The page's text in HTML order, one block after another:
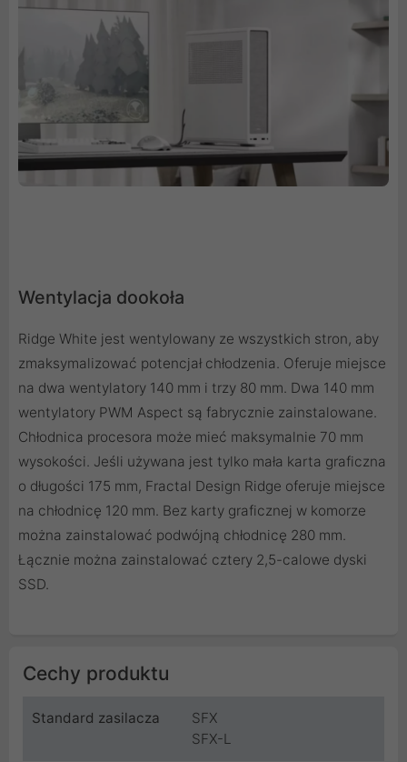
Wentylacja dookoła
Ridge White jest wentylowany ze wszystkich stron, aby
zmaksymalizować potencjał chłodzenia. Oferuje miejsce
na dwa wentylatory 140 mm i trzy 80 mm. Dwa 140 mm
wentylatory PWM Aspect są fabrycznie zainstalowane.
Chłodnica procesora może mieć maksymalnie 70 mm
wysokości. Jeśli używana jest tylko mała karta graficzna
o długości 175 mm, Fractal Design Ridge oferuje miejsce
na chłodnicę 120 mm. Bez karty graficznej w komorze
można zainstalować podwójną chłodnicę 280 mm.
Łącznie można zainstalować cztery 2,5-calowe dyski
SSD.
Cechy produktu
Standard zasilacza
SFX
SFX-L